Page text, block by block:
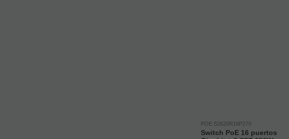
POE S2620R16P270
Switch PoE 16 puertos